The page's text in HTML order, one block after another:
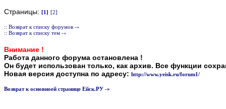
Страницы: [1] [2]
:: Возврат к списку форумов -»
:: Возврат к списку тем -»
Внимание !
Работа данного форума остановлена !
Он будет использован только, как архив. Все функции
Новая версия доступна по адресу: http://www.yeisk.ru/forum1/
Возврат к основноей странице Ейск.РУ -»